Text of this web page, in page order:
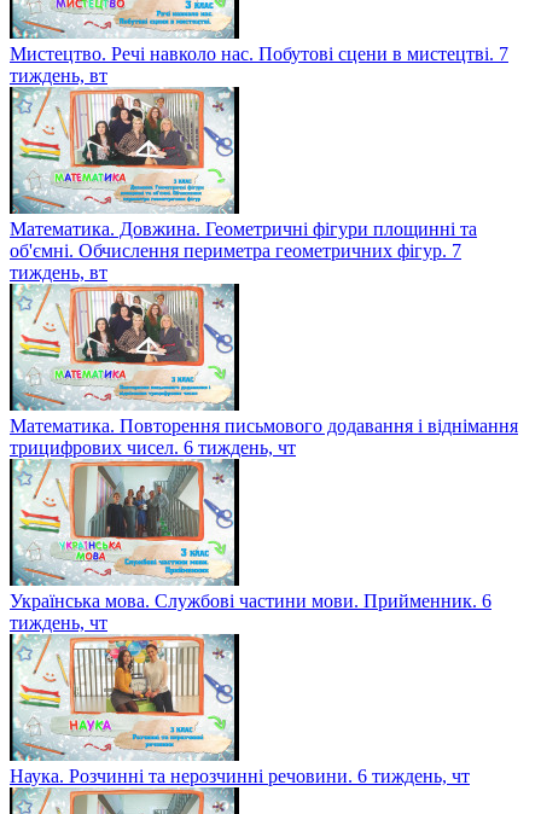
Мистецтво. Речі навколо нас. Побутові сцени в мистецтві. 7
тиждень, вт
Математика. Довжина. Геометричні фігури площинні та
об'ємні. Обчислення периметра геометричних фігур. 7
тиждень, вт
Математика. Повторення письмового додавання і віднімання
трицифрових чисел. 6 тиждень, чт
Українська мова. Службові частини мови. Прийменник. 6
тиждень, чт
Наука. Розчинні та нерозчинні речовини. 6 тиждень, чт